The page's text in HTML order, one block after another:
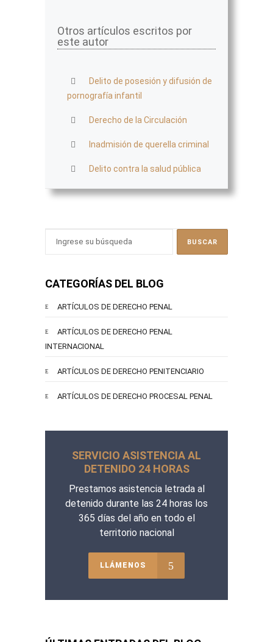
Otros artículos escritos por
este autor
Delito de posesión y difusión de
pornografía infantil
Derecho de la Circulación
Inadmisión de querella criminal
Delito contra la salud pública
CATEGORÍAS DEL BLOG
ARTÍCULOS DE DERECHO PENAL
ARTÍCULOS DE DERECHO PENAL
INTERNACIONAL
ARTÍCULOS DE DERECHO PENITENCIARIO
ARTÍCULOS DE DERECHO PROCESAL PENAL
SERVICIO ASISTENCIA AL
DETENIDO 24 HORAS
Prestamos asistencia letrada al
detenido durante las 24 horas los
365 días del año en todo el
territorio nacional
LLÁMENOS